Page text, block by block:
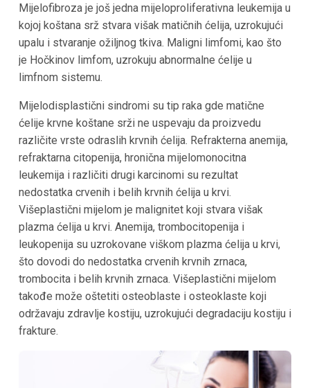
Mijelofibroza je još jedna mijeloproliferativna leukemija u
kojoj koštana srž stvara višak matičnih ćelija, uzrokujući
upalu i stvaranje ožiljnog tkiva. Maligni limfomi, kao što
je Hočkinov limfom, uzrokuju abnormalne ćelije u
limfnom sistemu.
Mijelodisplastični sindromi su tip raka gde matične
ćelije krvne koštane srži ne uspevaju da proizvedu
različite vrste odraslih krvnih ćelija. Refrakterna anemija,
refraktarna citopenija, hronična mijelomonocitna
leukemija i različiti drugi karcinomi su rezultat
nedostatka crvenih i belih krvnih ćelija u krvi.
Višeplastični mijelom je malignitet koji stvara višak
plazma ćelija u krvi. Anemija, trombocitopenija i
leukopenija su uzrokovane viškom plazma ćelija u krvi,
što dovodi do nedostatka crvenih krvnih zrnaca,
trombocita i belih krvnih zrnaca. Višeplastični mijelom
takođe može oštetiti osteoblaste i osteoklaste koji
održavaju zdravlje kostiju, uzrokujući degradaciju kostiju i
frakture.